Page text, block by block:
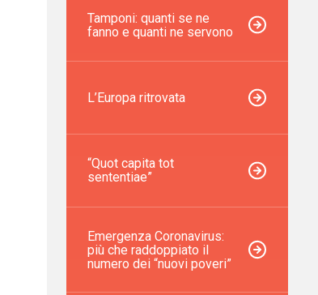
Tamponi: quanti se ne
fanno e quanti ne servono
L’Europa ritrovata
“Quot capita tot
sententiae”
Emergenza Coronavirus:
più che raddoppiato il
numero dei “nuovi poveri”